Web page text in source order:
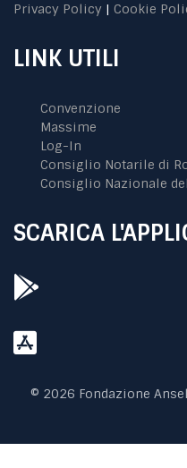
Privacy Policy | Cookie
LINK UTILI
Convenzione
Massime
Log-In
Consiglio Notarile di
Consiglio Nazionale
SCARICA
© 2026 Fondazione